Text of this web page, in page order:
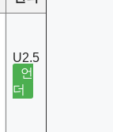
U2.5
언
더